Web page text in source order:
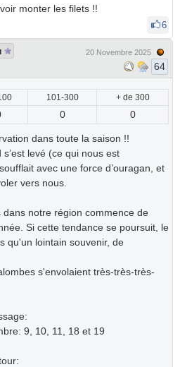
monter les filets !!
6
20 Novembre 2025
64
101-300 + de 300
0 0
dans toute la saison !!
levé (ce qui nous est
avec une force d’ouragan, et
vers nous.
notre région commence de
Si cette tendance se poursuit, le
qu'un lointain souvenir, de
s'envolaient très-très-très-
9, 10, 11, 18 et 19